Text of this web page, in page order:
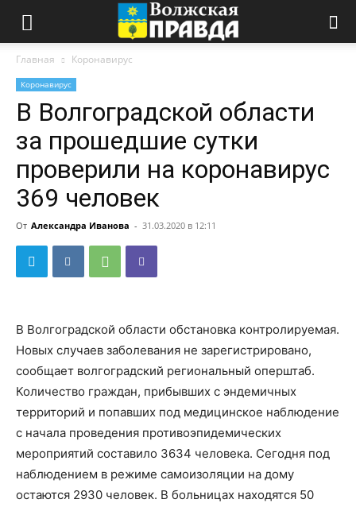
Главная Коронавирус
Коронавирус
В Волгоградской области
за прошедшие сутки
проверили на коронавирус
369 человек
От Александра Иванова - 31.03.2020 в 12:11
В Волгоградской области обстановка контролируемая.
Новых случаев заболевания не зарегистрировано,
сообщает волгоградский региональный оперштаб.
Количество граждан, прибывших с эндемичных
территорий и попавших под медицинское наблюдение
с начала проведения противоэпидемических
мероприятий составило 3634 человека. Сегодня под
наблюдением в режиме самоизоляции на дому
остаются 2930 человек. В больницах находятся 50